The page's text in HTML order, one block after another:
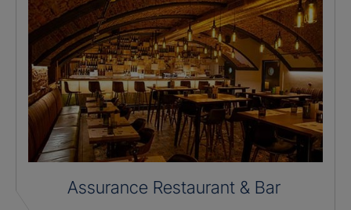
Assurance Restaurant & Bar